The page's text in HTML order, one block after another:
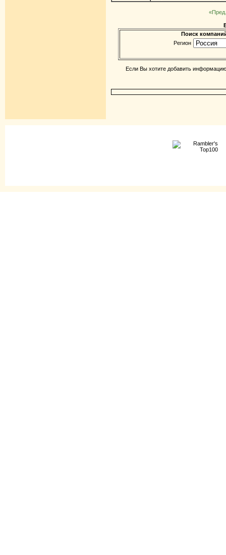
«Пред.
Поиск
Регион
Если Вы хотите добавить